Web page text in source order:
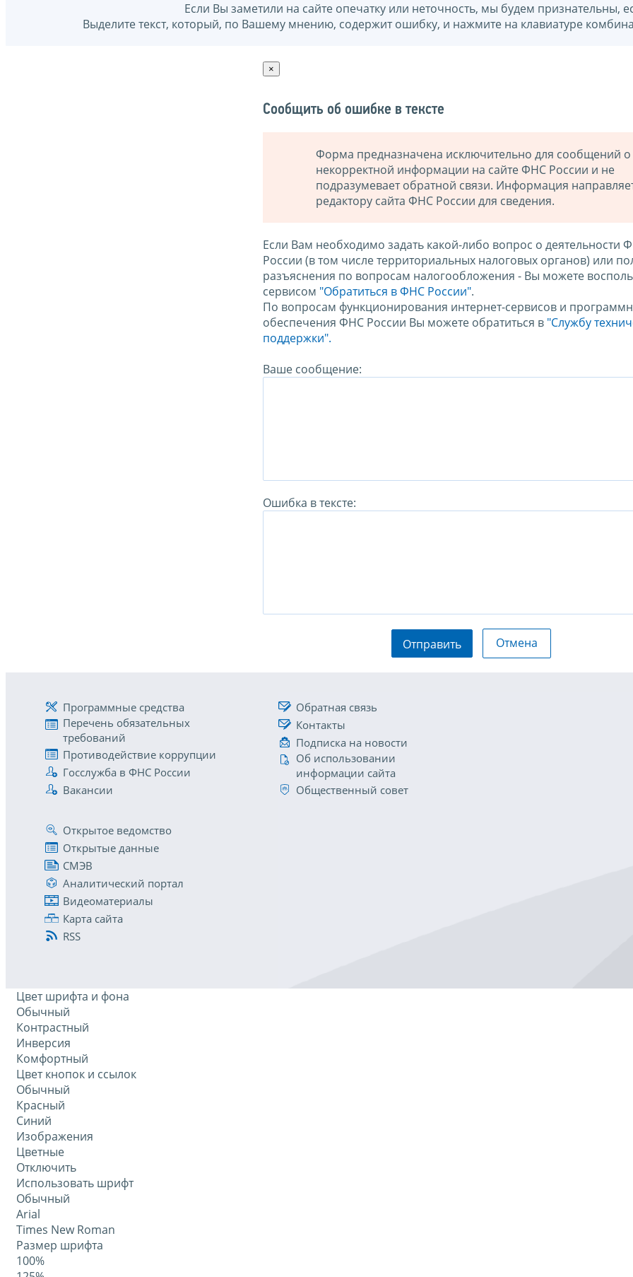
Если Вы заметили на сайте опечатку или неточность, мы будем признательны,
Выделите текст, который, по Вашему мнению, содержит ошибку, и нажмите на клавиатуре
×
Сообщить об ошибке в тексте
Форма предназначена исключительно для сообщений о
некорректной информации на сайте ФНС России и не
подразумевает обратной связи. Информация
редактору сайта ФНС России для сведения.
Если Вам необходимо задать какой-либо вопрос о деятельности
России (в том числе территориальных налоговых органов) или
разъяснения по вопросам налогообложения - Вы можете
сервисом "Обратиться в ФНС России".
По вопросам функционирования интернет-сервисов и
обеспечения ФНС России Вы можете обратиться в "Службу
поддержки".
Ваше сообщение:
Ошибка в тексте:
Отправить Отмена
Программные средства
Перечень обязательных
требований
Противодействие коррупции
Госслужба в ФНС России
Вакансии
Обратная связь
Контакты
Подписка на новости
Об использовании
информации сайта
Общественный совет
Открытое ведомство
Открытые данные
СМЭВ
Аналитический портал
Видеоматериалы
Карта сайта
RSS
Цвет шрифта и фона
Обычный
Контрастный
Инверсия
Комфортный
Цвет кнопок и ссылок
Обычный
Красный
Синий
Изображения
Цветные
Отключить
Использовать шрифт
Обычный
Arial
Times New Roman
Размер шрифта
100%